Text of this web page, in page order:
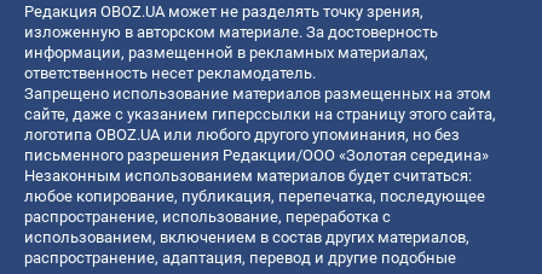
Редакция OBOZ.UA может не разделять точку зрения,
изложенную в авторском материале. За достоверность
информации, размещенной в рекламных материалах,
ответственность несет рекламодатель.
Запрещено использование материалов размещенных на этом
сайте, даже с указанием гиперссылки на страницу этого сайта,
логотипа OBOZ.UA или любого другого упоминания, но без
письменного разрешения Редакции/ООО «Золотая середина»
Незаконным использованием материалов будет считаться:
любое копирование, публикация, перепечатка, последующее
распространение, использование, переработка с
использованием, включением в состав других материалов,
распространение, адаптация, перевод и другие подобные